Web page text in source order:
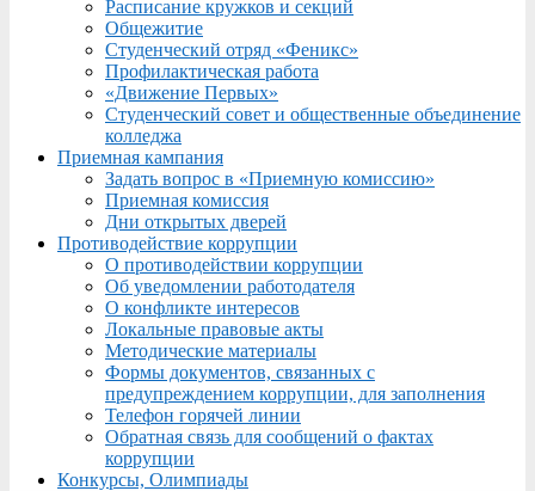
Расписание кружков и секций
Общежитие
Студенческий отряд «Феникс»
Профилактическая работа
«Движение Первых»
Студенческий совет и общественные объединение
колледжа
Приемная кампания
Задать вопрос в «Приемную комиссию»
Приемная комиссия
Дни открытых дверей
Противодействие коррупции
О противодействии коррупции
Об уведомлении работодателя
О конфликте интересов
Локальные правовые акты
Методические материалы
Формы документов, связанных с
предупреждением коррупции, для заполнения
Телефон горячей линии
Обратная связь для сообщений о фактах
коррупции
Конкурсы, Олимпиады